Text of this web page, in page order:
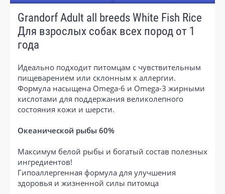
Grandorf Adult all breeds White Fish Rice
Для взрослых собак всех пород от 1
года
Идеально подходит питомцам с чувствительным
пищеварением или склонным к аллергии.
Формула насыщена Omega-6 и Omega-3 жирными
кислотами для поддержания великолепного
состояния кожи и шерсти.
Океанической рыбы 60%
Максимум белой рыбы и богатый состав полезных
ингредиентов!
Гипоаллергенная формула для улучшения
здоровья и жизненной силы питомца